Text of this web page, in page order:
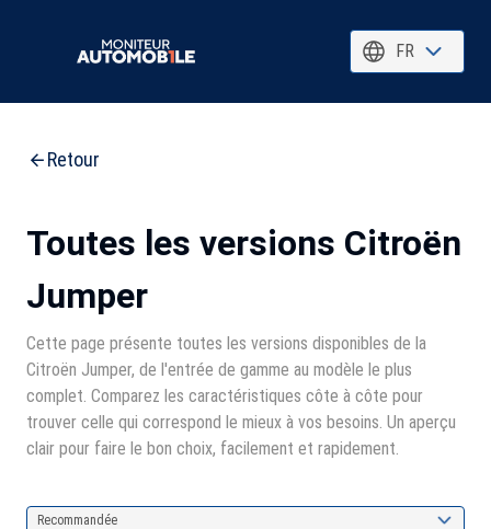
FR
Retour
Toutes les versions Citroën
Jumper
Cette page présente toutes les versions disponibles de la
Citroën Jumper, de l'entrée de gamme au modèle le plus
complet. Comparez les caractéristiques côte à côte pour
trouver celle qui correspond le mieux à vos besoins. Un aperçu
clair pour faire le bon choix, facilement et rapidement.
Recommandée